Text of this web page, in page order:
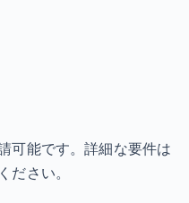
可能です。詳細な要件は
ださい。